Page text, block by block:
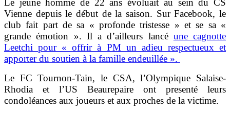
Le jeune homme de 22 ans évoluait au sein du CS
Vienne depuis le début de la saison. Sur Facebook, le
club fait part de sa « profonde tristesse » et se sa «
grande émotion ». Il a d’ailleurs lancé une cagnotte
Leetchi pour « offrir à PM un adieu respectueux et
apporter du soutien à la famille endeuillée ».
Le FC Tournon-Tain, le CSA, l’Olympique Salaise-
Rhodia et l’US Beaurepaire ont presenté leurs
condoléances aux joueurs et aux proches de la victime.